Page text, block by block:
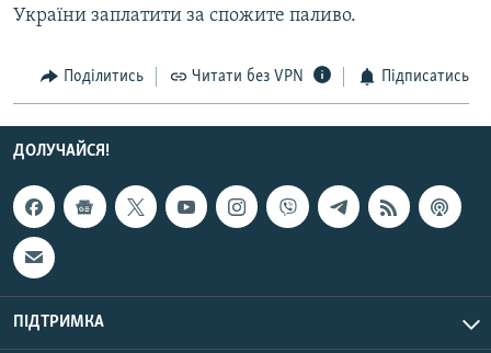
України заплатити за спожите паливо.
Поділитись Читати без VPN Підписатись
ДОЛУЧАЙСЯ!
ПІДТРИМКА